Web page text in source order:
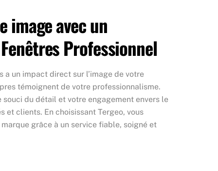
image avec un
Professionnel
a un impact direct sur l’image de votre
témoignent de votre professionnalisme.
du détail et votre engagement envers le
et clients. En choisissant Tergeo, vous
grâce à un service fiable, soigné et